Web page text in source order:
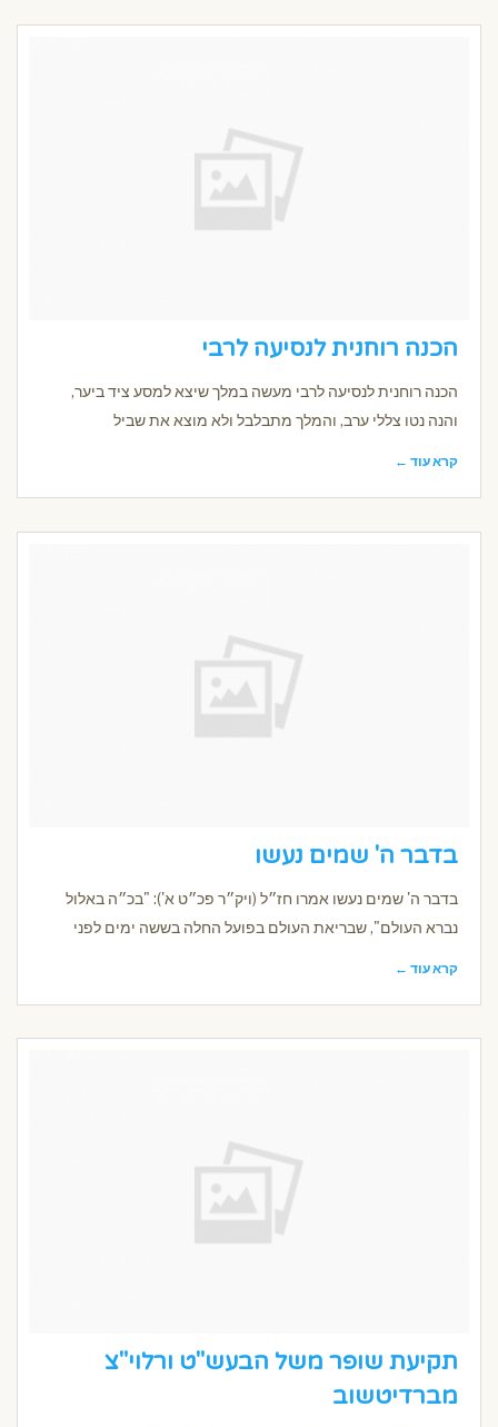
הכנה רוחנית לנסיעה לרבי
הכנה רוחנית לנסיעה לרבי מעשה במלך שיצא למסע ציד ביער,
והנה נטו צללי ערב, והמלך מתבלבל ולא מוצא את שביל
קרא עוד ←
בדבר ה' שמים נעשו
בדבר ה' שמים נעשו אמרו חז״ל (ויק״ר פכ״ט א'): "בכ״ה באלול
נברא העולם", שבריאת העולם בפועל החלה בששה ימים לפני
קרא עוד ←
תקיעת שופר משל הבעש"ט ורלוי"צ
מברדיטשוב